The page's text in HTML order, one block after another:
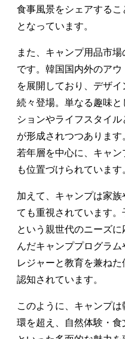
食事風景をシェアする
となっています。
また、キャンプ用品市
です。韓国国内外のア
を展開しており、デザ
続々登場。単なる趣味
ションやライフスタイ
が形成されつつありま
若年層を中心に、キャ
も位置づけられています
加えて、キャンプは家
ても重視されています
という親世代のニーズ
んだキャンププログラム
レジャーと教育を兼ね
認知されています。
このように、キャンプ
環を超え、自然体験・